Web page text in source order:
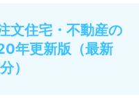
文住宅・不動産の
年更新版（最新
）